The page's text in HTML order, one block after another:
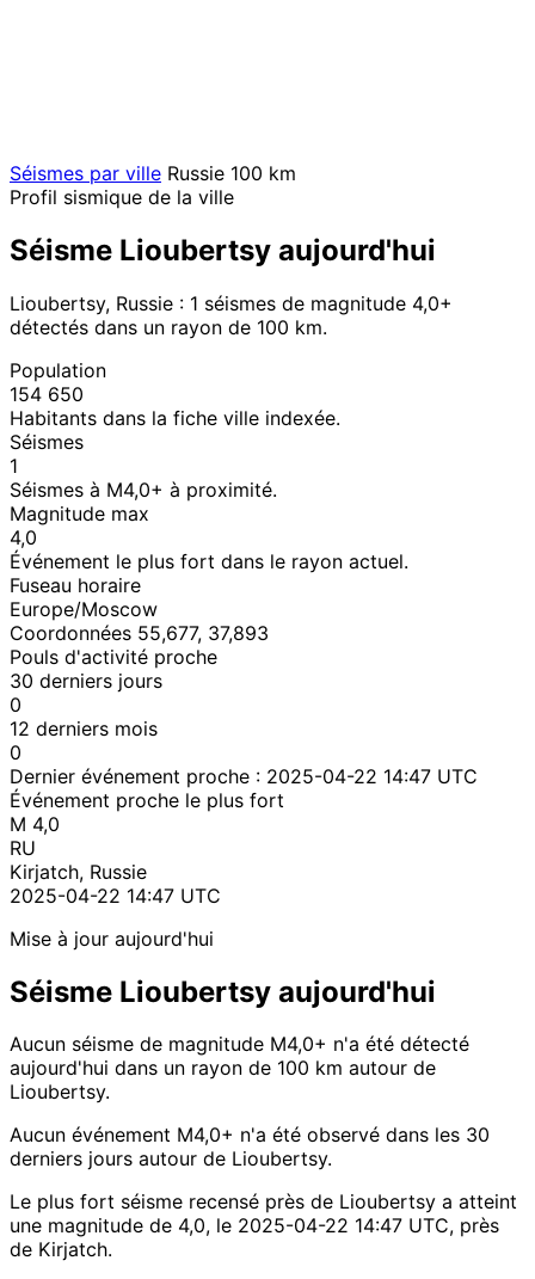
Séismes par ville Russie 100 km
Profil sismique de la ville
Séisme Lioubertsy aujourd'hui
Lioubertsy, Russie : 1 séismes de magnitude 4,0+
détectés dans un rayon de 100 km.
Population
154 650
Habitants dans la fiche ville indexée.
Séismes
1
Séismes à M4,0+ à proximité.
Magnitude max
4,0
Événement le plus fort dans le rayon actuel.
Fuseau horaire
Europe/Moscow
Coordonnées 55,677, 37,893
Pouls d'activité proche
30 derniers jours
0
12 derniers mois
0
Dernier événement proche : 2025-04-22 14:47 UTC
Événement proche le plus fort
M 4,0
RU
Kirjatch, Russie
2025-04-22 14:47 UTC
Mise à jour aujourd'hui
Séisme Lioubertsy aujourd'hui
Aucun séisme de magnitude M4,0+ n'a été détecté
aujourd'hui dans un rayon de 100 km autour de
Lioubertsy.
Aucun événement M4,0+ n'a été observé dans les 30
derniers jours autour de Lioubertsy.
Le plus fort séisme recensé près de Lioubertsy a atteint
une magnitude de 4,0, le 2025-04-22 14:47 UTC, près
de Kirjatch.